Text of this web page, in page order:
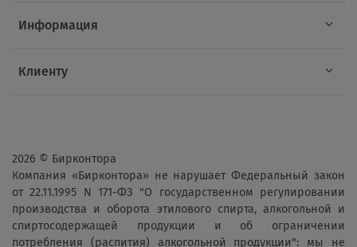
Информация
Клиенту
2026 © Бирконтора
Компания «Бирконтора» не нарушает Федеральный закон
от 22.11.1995 N 171-ФЗ "О государственном регулировании
производства и оборота этилового спирта, алкогольной и
спиртосодержащей продукции и об ограничении
потребления (распития) алкогольной продукции": мы не